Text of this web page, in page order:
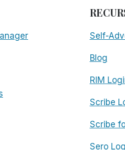
Self-
Blog
RIM
Scribe
Scribe
Sero